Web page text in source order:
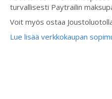
turvallisesti Paytrailin
Voit myös ostaa
Lue lisää verkkokaupan